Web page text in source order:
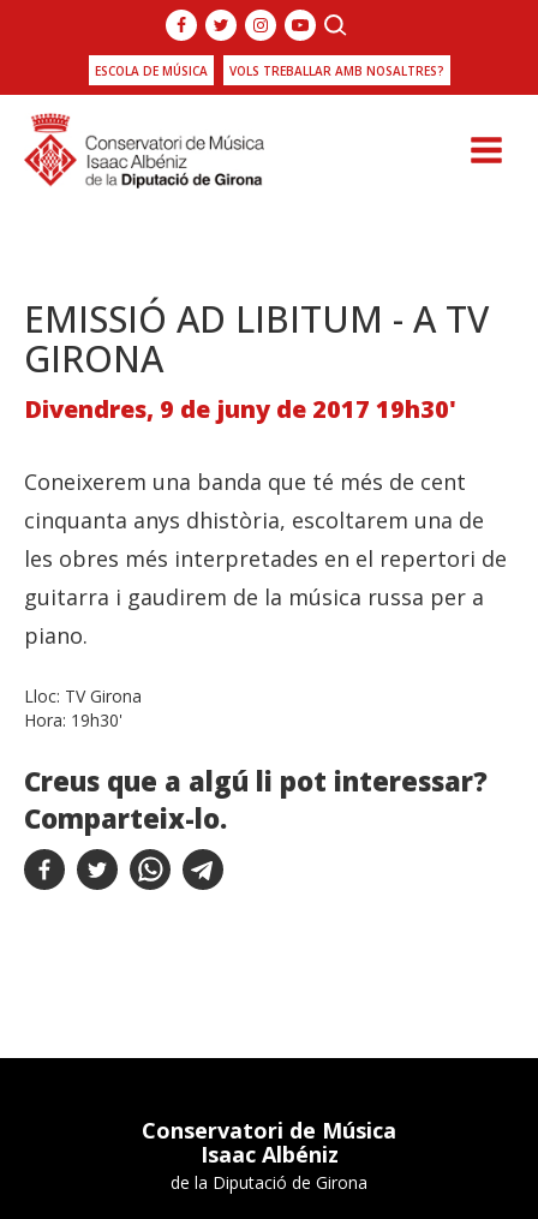
ESCOLA DE MÚSICA VOLS TREBALLAR AMB NOSALTRES?
EMISSIÓ AD LIBITUM - A TV
GIRONA
Divendres, 9 de juny de 2017 19h30'
Coneixerem una banda que té més de cent
cinquanta anys dhistòria, escoltarem una de
les obres més interpretades en el repertori de
guitarra i gaudirem de la música russa per a
piano.
Lloc: TV Girona
Hora: 19h30'
Creus que a algú li pot interessar?
Comparteix-lo.
Conservatori de Música
Isaac Albéniz
de la Diputació de Girona